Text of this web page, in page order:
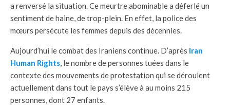
a renversé la situation. Ce meurtre abominable a déferlé un
sentiment de haine, de trop-plein. En effet, la police des
mœurs persécute les femmes depuis des décennies.
Aujourd’hui le combat des Iraniens continue. D’après Iran
Human Rights, le nombre de personnes tuées dans le
contexte des mouvements de protestation qui se déroulent
actuellement dans tout le pays s’élève à au moins 215
personnes, dont 27 enfants.